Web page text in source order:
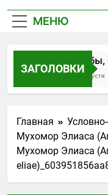
МЕНЮ
ЗАГОЛОВКИ
5 Лет Спустя
Главная
Мухомор Элиаса
Мухомор Элиаса